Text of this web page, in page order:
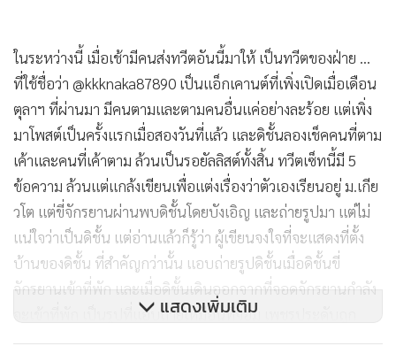
ในระหว่างนี้ เมื่อเช้ามีคนส่งทวีตอันนี้มาให้ เป็นทวีตของฝ่าย ...
ที่ใช้ชื่อว่า @kkknaka87890 เป็นแอ็กเคานต์ที่เพิ่งเปิดเมื่อเดือน
ตุลาฯ ที่ผ่านมา มีคนตามและตามคนอื่นแค่อย่างละร้อย แต่เพิ่ง
มาโพสต์เป็นครั้งแรกเมื่อสองวันที่แล้ว และดิชั้นลองเช็คคนที่ตาม
เค้าและคนที่เค้าตาม ล้วนเป็นรอยัลลิสต์ทั้งสิ้น ทวีตเซ็ทนี้มี 5
ข้อความ ล้วนแต่แกล้งเขียนเพื่อแต่งเรื่องว่าตัวเองเรียนอยู่ ม.เกีย
วโต แต่ขี่จักรยานผ่านพบดิชั้นโดยบังเอิญ และถ่ายรูปมา แต่ไม่
แน่ใจว่าเป็นดิชั้น แต่อ่านแล้วก็รู้ว่า ผู้เขียนจงใจที่จะแสดงที่ตั้ง
บ้านของดิชั้น ที่สำคัญกว่านั้น แอบถ่ายรูปดิชั้นเมื่อดิชั้นขี่
จักรยานเข้าที่พัก และเมื่อดิชั้นเดินออกจากที่จอดจักรยานกำลัง
จะเข้าที่พัก เป็นรูปที่แอบถ่ายเหมือนที่จอม เพชรประดับถูก
แอบถ่าย ใครที่เคยมาบ้านที่ดิชั้นก็รู้ว่า มันไม่ใช่เป็นทางผ่าน มัน
แสดงเพิ่มเติม